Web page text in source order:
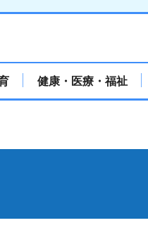
健康・医療・福祉